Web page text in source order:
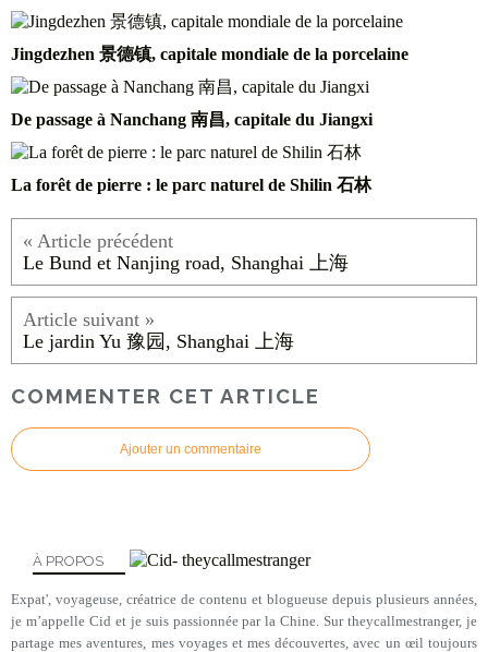
Jingdezhen 景德镇, capitale mondiale de la porcelaine
De passage à Nanchang 南昌, capitale du Jiangxi
La forêt de pierre : le parc naturel de Shilin 石林
Le Bund et Nanjing road, Shanghai 上海
Le jardin Yu 豫园, Shanghai 上海
COMMENTER CET ARTICLE
Ajouter un commentaire
À PROPOS
Expat', voyageuse, créatrice de contenu et blogueuse depuis plusieurs années,
je m’appelle Cid et je suis passionnée par la Chine. Sur theycallmestranger, je
partage mes aventures, mes voyages et mes découvertes, avec un œil toujours